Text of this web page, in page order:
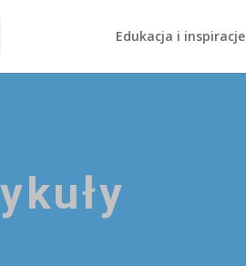
Edukacja i inspiracje